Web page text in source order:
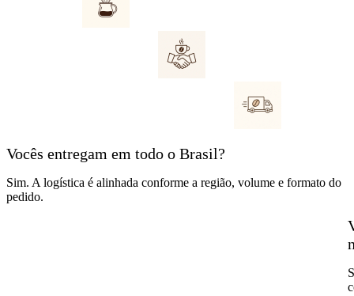
Vocês entregam em todo o Brasil?
Sim. A logística é alinhada conforme a região, volume e formato do
pedido.